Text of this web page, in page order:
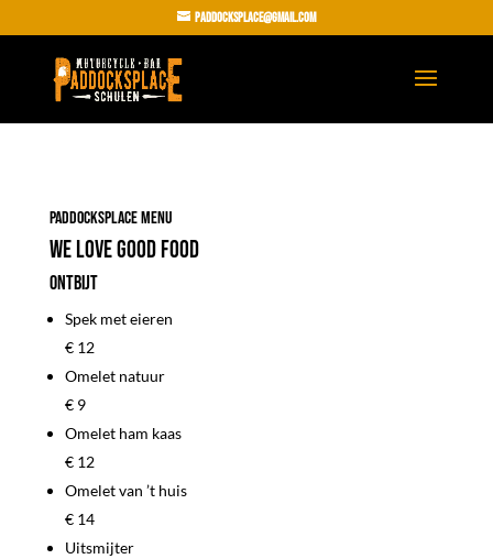
paddocksplace@gmail.com
PADDOCKSPLACE MENU
WE LOVE GOOD FOOD
Ontbijt
Spek met eieren
€ 12
Omelet natuur
€ 9
Omelet ham kaas
€ 12
Omelet van ’t huis
€ 14
Uitsmijter